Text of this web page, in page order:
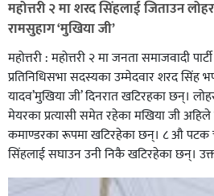
सिराहाको औरहीमा जेन-जी भेला
महोत्तरी २ मा शरद सिंहलाई जिताउन
रामसुहाग ‘मुखिया जी’
महोत्तरी : महोत्तरी २ मा जनता समाजवादी
प्रतिनिधिसभा सदस्यका उम्मेदवार शरद सिंह
यादव’मुखिया जी’ दिनरात खटिरहका छन्।
मेयरका प्रत्यासी समेत रहेका मखिया जी
कमाण्डरका रूपमा खटिरहेका छन्। ८ औ पटक
सिंहलाई सघाउन उनी निकै खटिरहेका छन्। उक्त